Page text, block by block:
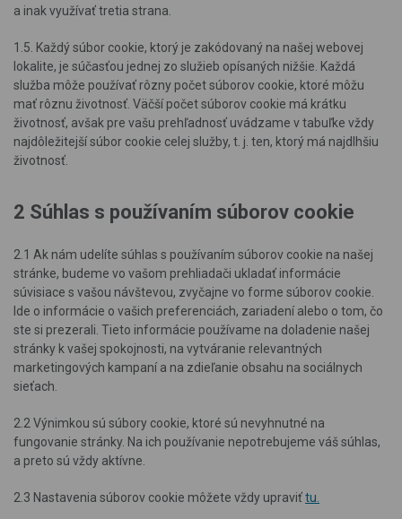
a inak využívať tretia strana.
1.5. Každý súbor cookie, ktorý je zakódovaný na našej webovej
lokalite, je súčasťou jednej zo služieb opísaných nižšie. Každá
služba môže používať rôzny počet súborov cookie, ktoré môžu
mať rôznu životnosť. Väčší počet súborov cookie má krátku
životnosť, avšak pre vašu prehľadnosť uvádzame v tabuľke vždy
najdôležitejší súbor cookie celej služby, t. j. ten, ktorý má najdlhšiu
životnosť.
2 Súhlas s používaním súborov cookie
2.1 Ak nám udelíte súhlas s používaním súborov cookie na našej
stránke, budeme vo vašom prehliadači ukladať informácie
súvisiace s vašou návštevou, zvyčajne vo forme súborov cookie.
Ide o informácie o vašich preferenciách, zariadení alebo o tom, čo
ste si prezerali. Tieto informácie používame na doladenie našej
stránky k vašej spokojnosti, na vytváranie relevantných
marketingových kampaní a na zdieľanie obsahu na sociálnych
sieťach.
2.2 Výnimkou sú súbory cookie, ktoré sú nevyhnutné na
fungovanie stránky. Na ich používanie nepotrebujeme váš súhlas,
a preto sú vždy aktívne.
2.3 Nastavenia súborov cookie môžete vždy upraviťtu.